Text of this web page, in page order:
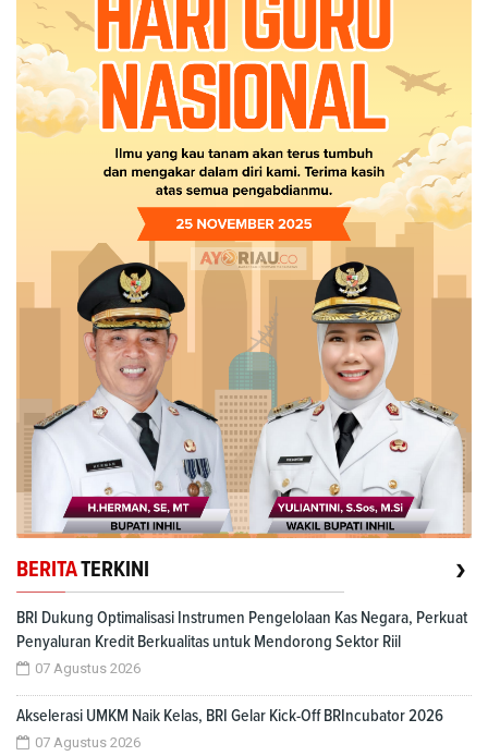
BERITATERKINI ›
BRI Dukung Optimalisasi Instrumen Pengelolaan Kas Negara, Perkuat
Penyaluran Kredit Berkualitas untuk Mendorong Sektor Riil
07 Agustus 2026
Akselerasi UMKM Naik Kelas, BRI Gelar Kick-Off BRIncubator 2026
07 Agustus 2026